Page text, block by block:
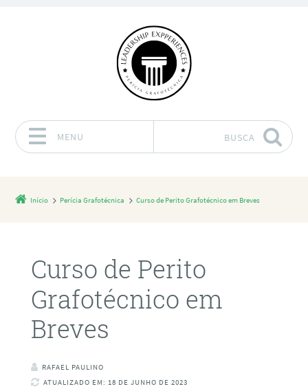
MENU BUSCA
Início Perícia Grafotécnica Curso de Perito Grafotécnico em Breves
Curso de Perito
Grafotécnico em
Breves
RAFAEL PAULINO
ATUALIZADO EM: 18 DE JUNHO DE 2023